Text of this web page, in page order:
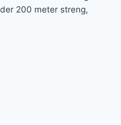
200 meter streng,